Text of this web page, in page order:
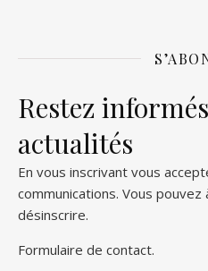
Restez
actualités
En vous inscrivant vous
communications. Vous
désinscrire.
Formulaire de contact.